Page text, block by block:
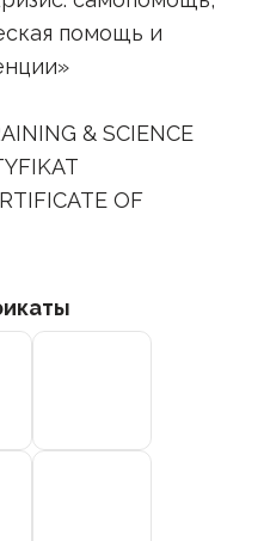
помощь и
& SCIENCE
OF